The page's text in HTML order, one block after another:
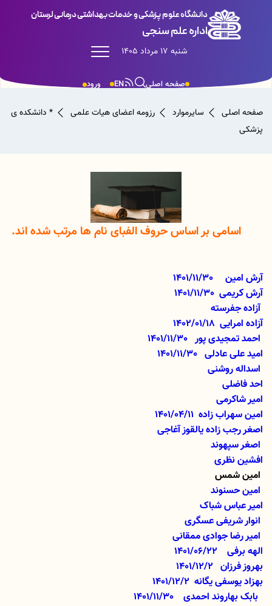
دانشگاه علوم پزشکی و خدمات بهداشتی درمانی لرستان
اداره علم سنجی
شنبه 17 مرداد 1405
ورود EN صفحه اصلی
صفحه اصلی سایرموارد رزومه اعضای هیات علمی
* دانشکده ی
پزشکی
اسامی بر اساس حروف الفبای نام ها مرتب شده اند.
آرش امین 1401/11/30
آرش کریمی
1401/11/30
آزاده جفرسته
آزاده امرایی 1402/01/18
احمد تمجیدی پور
1401/11/30
امید علی عادلی
1401/11/30
احد فاضلی
امیر شاکرمی
امین سهراب زاده 1401/04/11
اصغر رجب زاده یالقوز آغاجی
اصغر سپهوند
افشین نظری
امیر عباس شباک
الهه برفی
1401/06/22
بهروز فرزان 1401/12/2
بهزاد یوسفی یگانه 1401/12/2
1401/11/30